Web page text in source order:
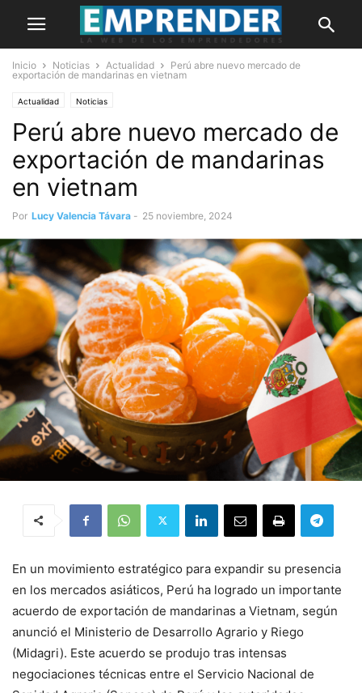
Inicio Noticias Actualidad
Perú abre nuevo mercado de
exportación de mandarinas en vietnam
Actualidad Noticias
Perú abre nuevo mercado de
exportación de mandarinas
en vietnam
Por Lucy Valencia Távara - 25 noviembre, 2024
En un movimiento estratégico para expandir su presencia
en los mercados asiáticos, Perú ha logrado un importante
acuerdo de exportación de mandarinas a Vietnam, según
anunció el Ministerio de Desarrollo Agrario y Riego
(Midagri). Este acuerdo se produjo tras intensas
negociaciones técnicas entre el Servicio Nacional de